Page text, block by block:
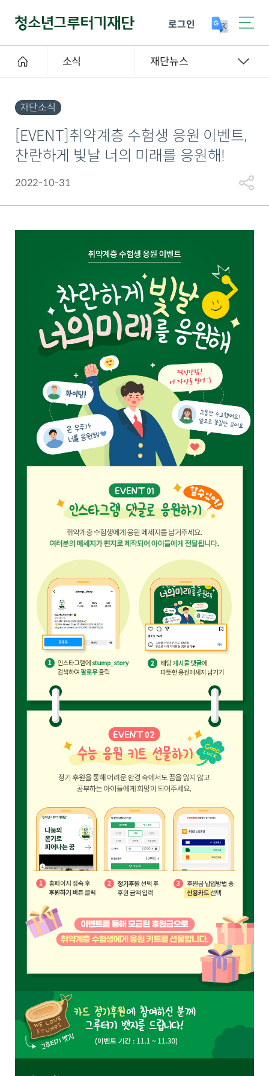
로그인
소식 재단뉴스
재단소식
[EVENT]취약계층 수험생 응원 이벤트,
찬란하게 빛날 너의 미래를 응원해!
2022-10-31